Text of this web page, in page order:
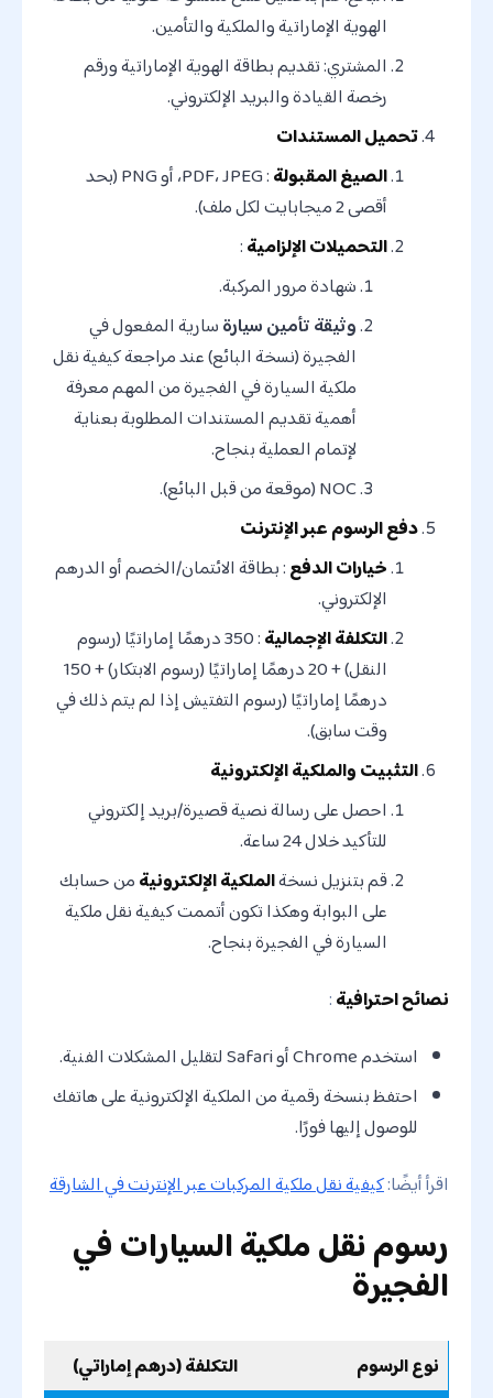
الهوية الإماراتية والملكية والتأمين.
المشتري: تقديم بطاقة الهوية الإماراتية ورقم
رخصة القيادة والبريد الإلكتروني.
تحميل المستندات
الصيغ المقبولة
: PDF، JPEG، أو PNG (بحد
أقصى 2 ميجابايت لكل ملف).
التحميلات الإلزامية:
شهادة مرور المركبة.
وثيقة تأمين سيارةسارية المفعول في
الفجيرة (نسخة البائع) عند مراجعة كيفية نقل
ملكية السيارة في الفجيرة من المهم معرفة
أهمية تقديم المستندات المطلوبة بعناية
لإتمام العملية بنجاح.
NOC (موقعة من قبل البائع).
دفع الرسوم عبر الإنترنت
خيارات الدفع: بطاقة الائتمان/الخصم أو الدرهم
الإلكتروني.
التكلفة الإجمالية
: 350 درهمًا إماراتيًا (رسوم
النقل) + 20 درهمًا إماراتيًا (رسوم الابتكار) + 150
درهمًا إماراتيًا (رسوم التفتيش إذا لم يتم ذلك في
وقت سابق).
التثبيت والملكية الإلكترونية
احصل على رسالة نصية قصيرة/بريد إلكتروني
للتأكيد خلال 24 ساعة.
قم بتنزيل نسخةالملكية الإلكترونيةمن حسابك
على البوابة وهكذا تكون أتممت كيفية نقل ملكية
السيارة في الفجيرة بنجاح.
نصائح احترافية:
استخدم Chrome أو Safari لتقليل المشكلات الفنية.
احتفظ بنسخة رقمية من الملكية الإلكترونية على هاتفك
للوصول إليها فورًا.
اقرأ أيضًا:كيفية نقل ملكية المركبات عبر الإنترنت في الشارقة
رسوم نقل ملكية السيارات في
الفجيرة
نوع الرسوم
التكلفة (درهم إماراتي)